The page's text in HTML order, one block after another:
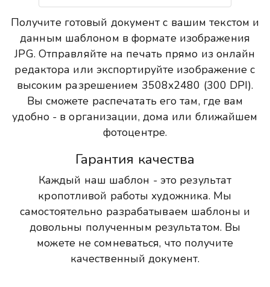
Получите готовый документ с вашим текстом и
данным шаблоном в формате изображения
JPG. Отправляйте на печать прямо из онлайн
редактора или экспортируйте изображение с
высоким разрешением 3508x2480 (300 DPI).
Вы сможете распечатать его там, где вам
удобно - в организации, дома или ближайшем
фотоцентре.
Гарантия качества
Каждый наш шаблон - это результат
кропотливой работы художника. Мы
самостоятельно разрабатываем шаблоны и
довольны полученным результатом. Вы
можете не сомневаться, что получите
качественный документ.